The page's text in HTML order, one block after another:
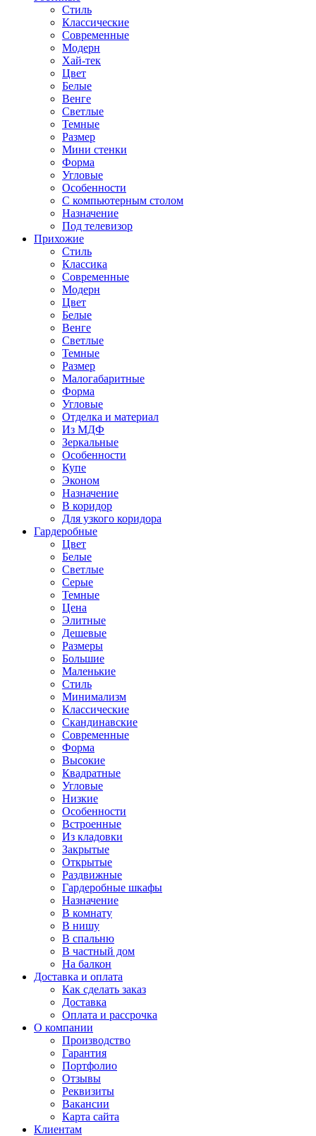
Стиль
Классические
Современные
Модерн
Хай-тек
Цвет
Белые
Венге
Светлые
Темные
Размер
Мини стенки
Форма
Угловые
Особенности
С компьютерным столом
Назначение
Под телевизор
Прихожие
Стиль
Классика
Современные
Модерн
Цвет
Белые
Венге
Светлые
Темные
Размер
Малогабаритные
Форма
Угловые
Отделка и материал
Из МДФ
Зеркальные
Особенности
Купе
Эконом
Назначение
В коридор
Для узкого коридора
Гардеробные
Цвет
Белые
Светлые
Серые
Темные
Цена
Элитные
Дешевые
Размеры
Большие
Маленькие
Стиль
Минимализм
Классические
Скандинавские
Современные
Форма
Высокие
Квадратные
Угловые
Низкие
Особенности
Встроенные
Из кладовки
Закрытые
Открытые
Раздвижные
Гардеробные шкафы
Назначение
В комнату
В нишу
В спальню
В частный дом
На балкон
Доставка и оплата
Как сделать заказ
Доставка
Оплата и рассрочка
О компании
Производство
Гарантия
Портфолио
Отзывы
Реквизиты
Вакансии
Карта сайта
Клиентам